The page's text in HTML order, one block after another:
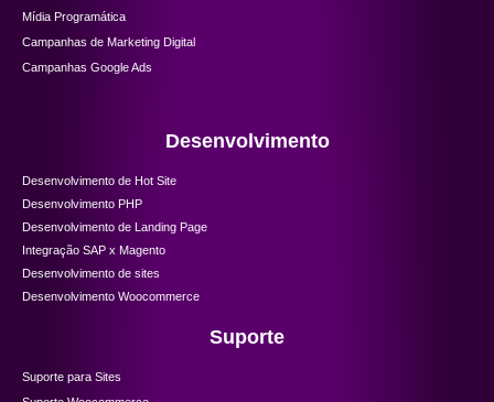
Mídia Programática
Campanhas de Marketing Digital
Campanhas Google Ads
Desenvolvimento
Desenvolvimento de Hot Site
Desenvolvimento PHP
Desenvolvimento de Landing Page
Integração SAP x Magento
Desenvolvimento de sites
Desenvolvimento Woocommerce
Suporte
Suporte para Sites